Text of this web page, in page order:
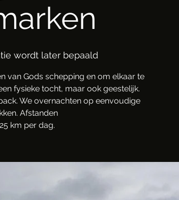
wordt later bepaald
van Gods schepping en om elkaar te
fysieke tocht, maar ook geestelijk.
We overnachten op eenvoudige
Afstanden
km per dag.